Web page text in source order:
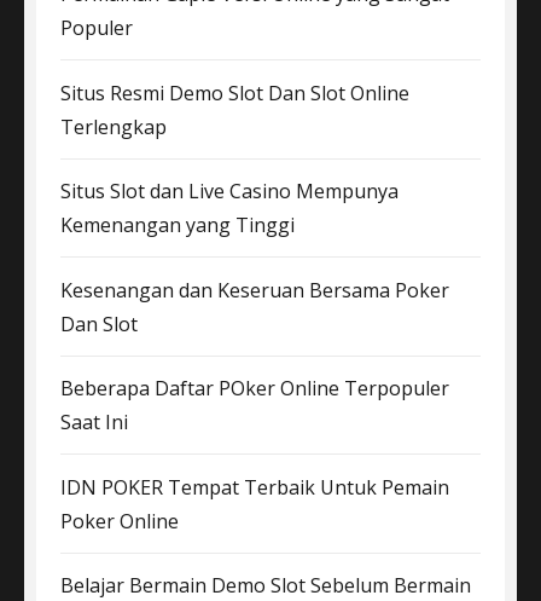
Populer
Situs Resmi Demo Slot Dan Slot Online
Terlengkap
Situs Slot dan Live Casino Mempunya
Kemenangan yang Tinggi
Kesenangan dan Keseruan Bersama Poker
Dan Slot
Beberapa Daftar POker Online Terpopuler
Saat Ini
IDN POKER Tempat Terbaik Untuk Pemain
Poker Online
Belajar Bermain Demo Slot Sebelum Bermain